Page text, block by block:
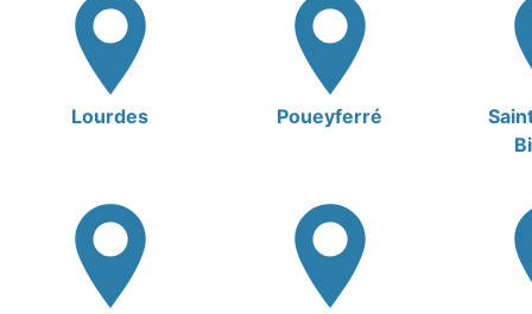
Lourdes Poueyferré